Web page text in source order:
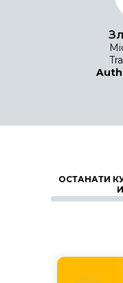
ОСТАНАТИ